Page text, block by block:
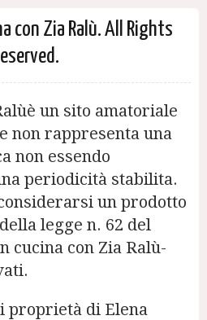
con Zia Ralù. All Rights
un sito amatoriale
non rappresenta una
non essendo
periodicità stabilita.
un prodotto
legge n. 62 del
cucina con Zia Ralù-
proprietà di Elena